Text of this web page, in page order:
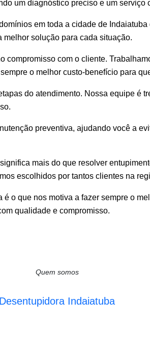
um diagnóstico preciso e um serviço
em toda a cidade de
solução para cada situação.
compromisso com o cliente.
o melhor custo-benefício para
do atendimento. Nossa equipe é
preventiva, ajudando você a
mais do que resolver
escolhidos por tantos clientes na
o que nos motiva a fazer sempre o
qualidade e compromisso.
Quem somos
Desentupidora Indaiatuba